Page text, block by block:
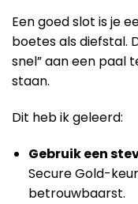
Een goed slot is je
boetes als diefstal.
snel” aan een paal
staan.
Dit heb ik geleerd:
Gebruik een
Secure Gold-
betrouwbaarst.